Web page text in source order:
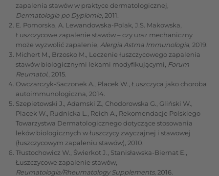
zapalenia stawów w praktyce dermatologicznej,
Dermatologia po Dyplomie , 2011.
E. Pomorska, A. Lewandowska-Polak, J.S. Makowska,
Łuszczycowe zapalenie stawów – czy uraz mechaniczny
może wyzwolić zapalenie, Alergia Astma Immunologia , 2019.
Michert M., Brzosko M., Leczenie łuszczycowego zapalenia
stawów biologicznymi lekami modyfikującymi,
Forum
Reumatol., 2015.
Owczarczyk-Saczonek A., Placek W., Łuszczyca jako choroba
autoimmunologiczna, 2014.
Szepietowski J., Adamski Z., Chodorowska G., Gliński W.,
Placek W., Rudnicka L., Reich A., Rekomendacje Polskiego
Towarzystwa Dermatologicznego dotyczące stosowania
leków biologicznych w łuszczycy zwyczajnej i stawowej
(łuszczycowym zapaleniu stawów), 2010.
Tłustochowicz W., Świerkot J., Stanisławska-Biernat E.,
Łuszczycowe zapalenie stawów,
Reumatologia/Rheumatology Supplements, 2016.